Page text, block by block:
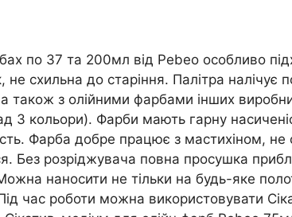
по 37 та 200мл від Pebeo особливо
схильна до старіння. Палітра налічує
також з олійними фарбами інших
3 кольори). Фарби мають гарну
Фарба добре працює з мастихіном,
Без розріджувача повна просушка
Можна наносити не тільки на будь-яке
час роботи можна використовувати